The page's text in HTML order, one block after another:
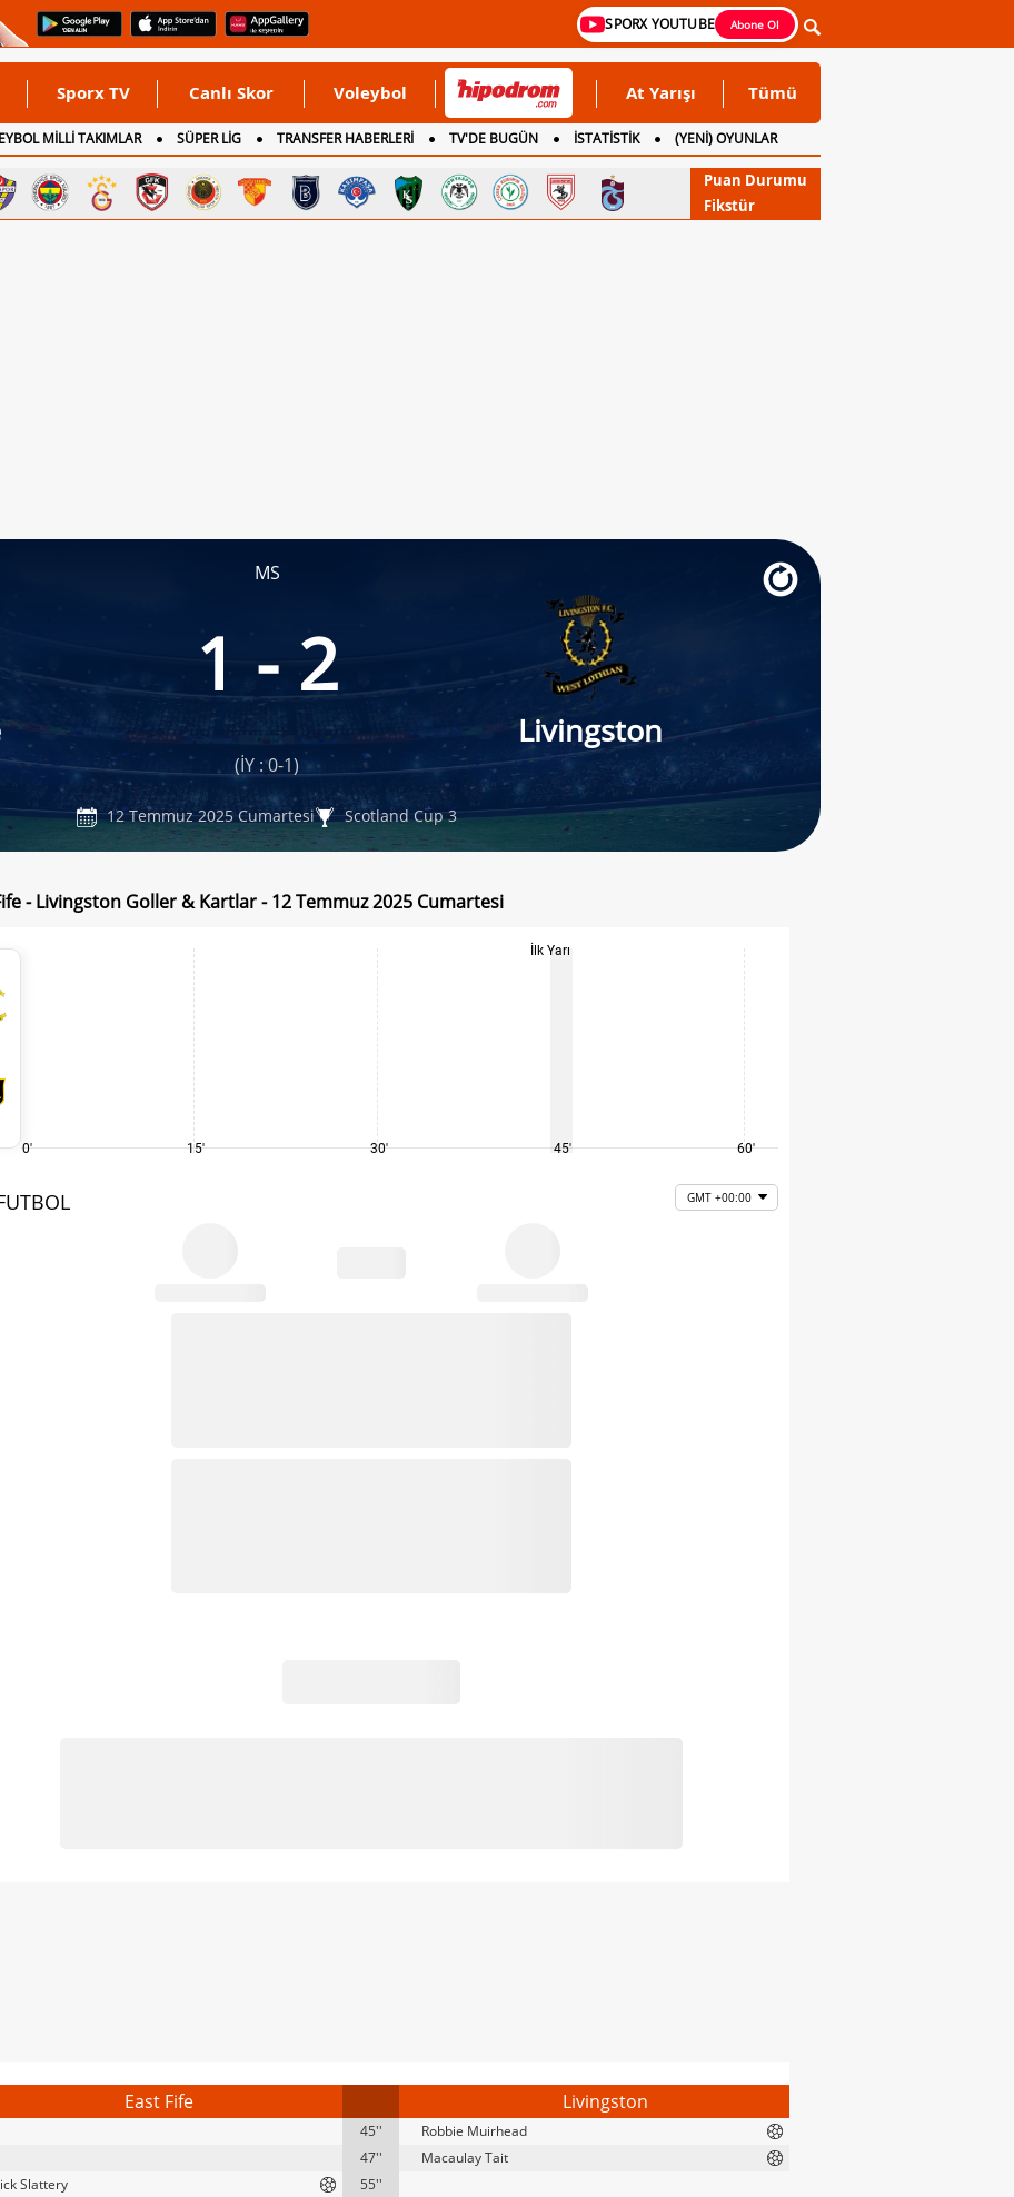
SPORX YOUTUBE Abone Ol
Sporx TV Canlı Skor Voleybol At Yarışı Tümü
MİLLİ TAKIMLAR SÜPER LİG TRANSFER HABERLERİ TV'DE BUGÜN İSTATİSTİK
(YENİ) OYUNLAR
Puan Durumu
Fikstür
MS
1 - 2
Livingston
(İY : 0-1)
12 Temmuz 2025 Cumartesi Scotland Cup 3
- Livingston Goller & Kartlar - 12 Temmuz 2025 Cumartesi
0' 15' 30'
İlk Yarı
45' 60'
GMT +00:00
East Fife Livingston
45''
Robbie Muirhead
47''
Macaulay Tait
Slattery
55''